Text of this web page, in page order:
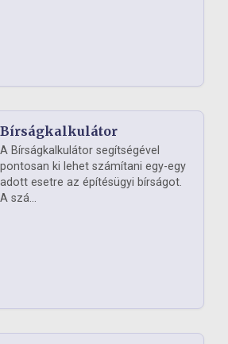
Bírságkalkulátor
A Bírságkalkulátor segítségével
pontosan ki lehet számítani egy-egy
adott esetre az építésügyi bírságot.
A szá...